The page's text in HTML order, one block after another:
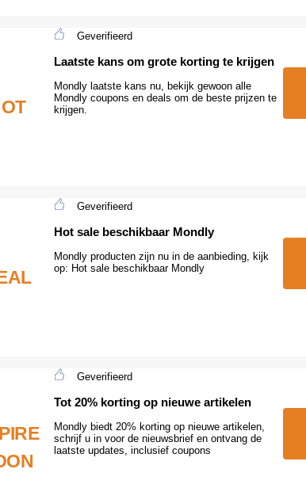
Geverifieerd
Laatste kans om grote korting te krijgen
Mondly laatste kans nu, bekijk gewoon alle
Mondly coupons en deals om de beste prijzen te
krijgen.
Geverifieerd
Hot sale beschikbaar Mondly
Mondly producten zijn nu in de aanbieding, kijk
op: Hot sale beschikbaar Mondly
Geverifieerd
Tot 20% korting op nieuwe artikelen
Mondly biedt 20% korting op nieuwe artikelen,
schrijf u in voor de nieuwsbrief en ontvang de
laatste updates, inclusief coupons